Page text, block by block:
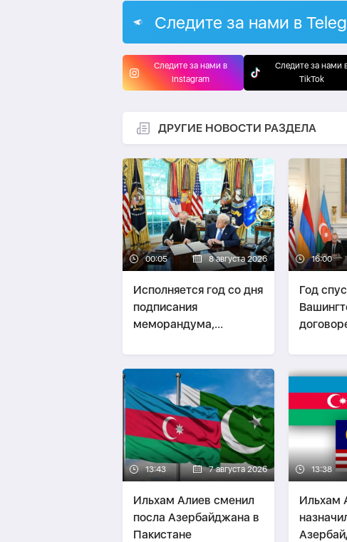
Следите за нами в
Следите за нами в
Instagram
Следите за нами
TikTok
ДРУГИЕ НОВОСТИ РАЗДЕЛА
00:05 8 августа 2026
Исполняется год со дня
подписания
меморандума,
стратегического
партнерства
Азербайджана и США
16:00
Год
13:43 7 августа 2026
Ильхам Алиев сменил
посла Азербайджана в
Пакистане
13:38
Ильхам